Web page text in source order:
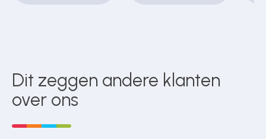
Dit zeggen andere klanten
over ons